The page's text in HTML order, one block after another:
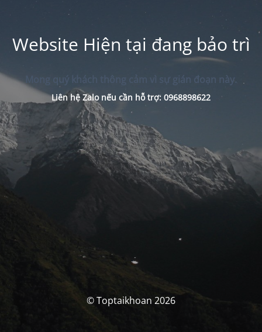
Website Hiện tại đang bảo trì
Mong quý khách thông cảm vì sự gián đoạn này.
Liên hệ Zalo nếu cần hỗ trợ: 0968898622
© Toptaikhoan 2026